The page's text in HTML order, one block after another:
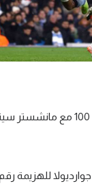
لعب جوارديولا مباراته رقم